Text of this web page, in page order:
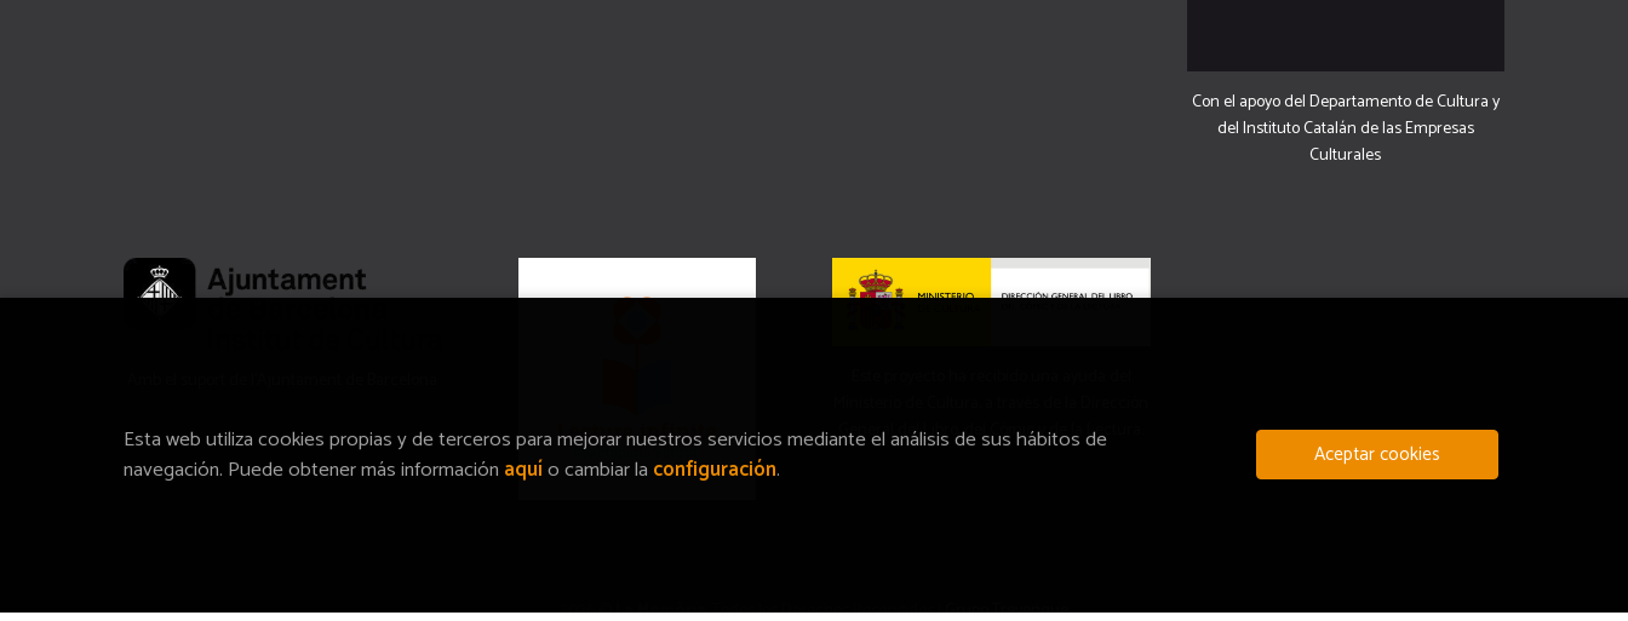
Con el apoyo del Departamento de Cultura y
del Instituto Catalán de las Empresas
Culturales
General del Libro, del Cómic y de la Lectura.
2026 ©La Memòria. Todos los Derechos Reservados |Grupo Trevenque
Esta web utiliza cookies propias y de terceros para mejorar nuestros servicios mediante el análisis de sus hábitos de
navegación. Puede obtener más información aquío cambiar la configuración. Aceptar cookies